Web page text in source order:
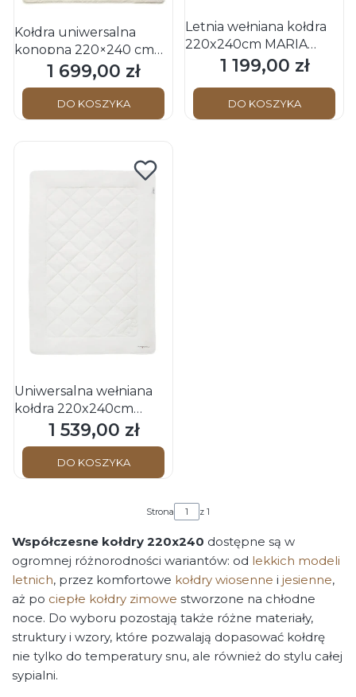
Kołdra uniwersalna
konopna 220×240 cm
HANNE Hemp BIO
Schwarzwald OBB
Cena
1 699,00 zł
DO KOSZYKA
Letnia wełniana kołdra
220x240cm MARIA
Schwarzwald OBB
Cena
1 199,00 zł
DO KOSZYKA
Uniwersalna wełniana
kołdra 220x240cm
MARIA Schwarzwald
OBB
Cena
1 539,00 zł
DO KOSZYKA
Strona z 1
Współczesne kołdry 220x240 dostępne są w
ogromnej różnorodności wariantów: od lekkich modeli
letnich, przez komfortowe kołdry wiosenne i jesienne,
aż po ciepłe kołdry zimowe stworzone na chłodne
noce. Do wyboru pozostają także różne materiały,
struktury i wzory, które pozwalają dopasować kołdrę
nie tylko do temperatury snu, ale również do stylu całej
sypialni.